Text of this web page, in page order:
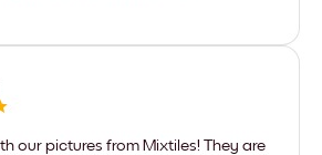
our pictures from Mixtiles! They are